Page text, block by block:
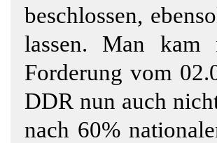
beschlossen,
lassen. Man
Forderung vom
DDR nun auch
nach 60%